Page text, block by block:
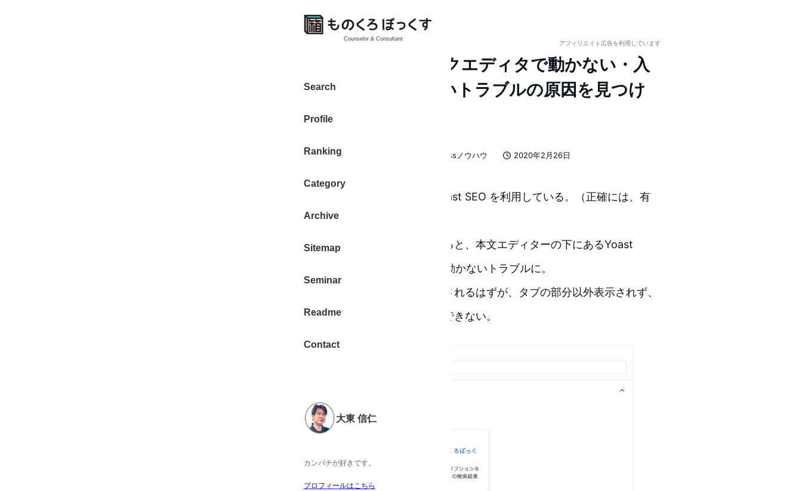
Counselor & Consultant
Search
Profile
Ranking
Category
Archive
Sitemap
Seminar
Readme
Contact
大東 信仁
カンパチが好きです。
プロフィールはこちら
アフィリエイト広告を利用しています
Yoast SEO ブロックエディタで動かない・入
力欄が表示されないトラブルの原因を見つけ
た
2020年2月26日
者
大東 信仁（ものくろ） WordPressノウハウ
WordPressのプラグイン、Yoast SEO を利用している。（正確には、有
料版のYoast SEO Premium）
ブロックエディタに切り替えると、本文エディターの下にあるYoast
SEO（Premiumも）入力欄が動かないトラブルに。
本来なら、この入力欄が表示されるはずが、タブの部分以外表示されず、
SEOで設定したい項目が入力できない。